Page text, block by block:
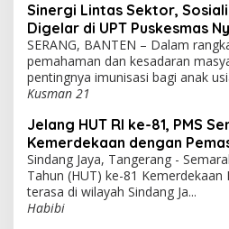
Sinergi Lintas Sektor,
Digelar di UPT Puskesmas
SERANG, BANTEN – Dalam
pemahaman dan kesadaran
pentingnya imunisasi bagi anak
Kusman 21
Jelang HUT RI ke-81, PMS
Kemerdekaan dengan
Sindang Jaya, Tangerang -
Tahun (HUT) ke-81 Kemerdekaan
terasa di wilayah Sindang Ja...
Habibi